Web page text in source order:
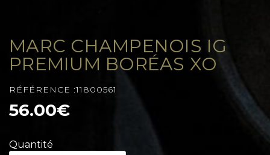
MARC CHAMPENOIS IG
PREMIUM BORÉAS XO
RÉFÉRENCE :11800561
56.00€
Quantité